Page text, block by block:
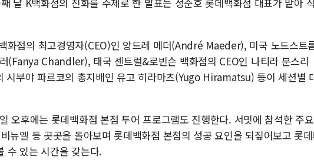
화점의 최고경영자(CEO)인 앙드레 메더(André Maeder), 미국 노드스트
(Fanya Chandler), 태국 센트럴&로빈슨 백화점의 CEO인 나티라 분스리
부야 파르코의 총지배인 유고 히라마츠(Yugo Hiramatsu) 등이 세션별
오후에는 롯데백화점 본점 투어 프로그램도 진행한다. 서밋에 참석한 주
뉴엘 등 곳곳을 돌아보며 롯데백화점 본점의 성공 요인을 되짚어보고 롯
수 있는 시간을 갖는다.